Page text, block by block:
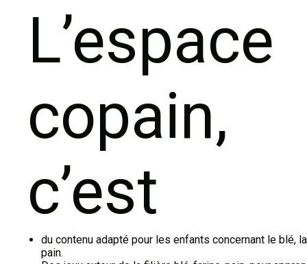
L’espace
copain,
c’est
du contenu adapté pour les enfants concernant le blé,
pain.